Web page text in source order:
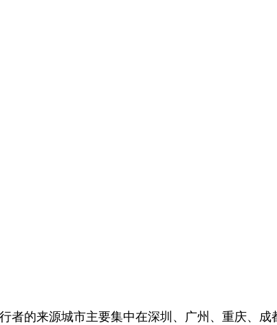
者的来源城市主要集中在深圳、广州、重庆、成